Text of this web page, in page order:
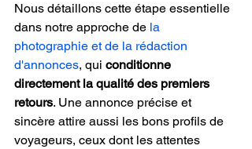
Nous détaillons cette étape essentielle
dans notre approche de la
photographie et de la rédaction
d'annonces, qui conditionne
directement la qualité des premiers
retours. Une annonce précise et
sincère attire aussi les bons profils de
voyageurs, ceux dont les attentes